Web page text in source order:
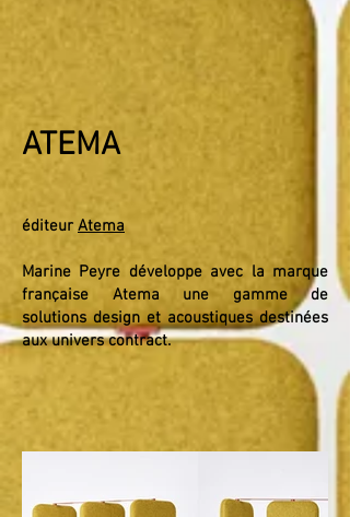
ATEMA
éditeur Atema
Marine Peyre développe avec la marque
française Atema une gamme de
solutionsdesign etacoustiques destinées
aux universcontract.